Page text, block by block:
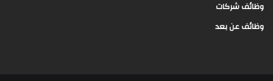
وظائف شركات
وظائف عن بعد